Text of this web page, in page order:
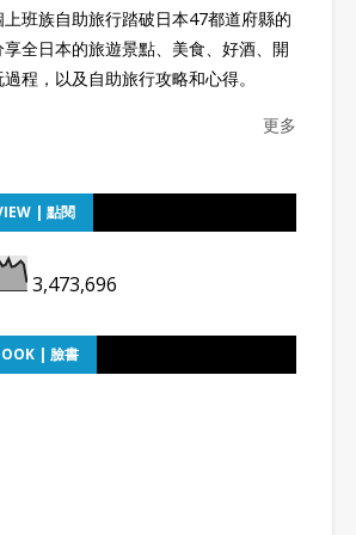
班族自助旅行踏破日本47都道府縣的
全日本的旅遊景點、美食、好酒、開
程，以及自助旅行攻略和心得。
更多
| 點閱
3,473,696
| 臉書